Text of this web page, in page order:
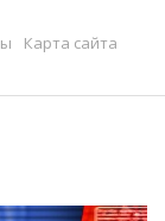
Карта сайта